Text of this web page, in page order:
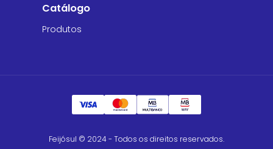
Catálogo
Produtos
Feijósul © 2024 - Todos os direitos reservados.